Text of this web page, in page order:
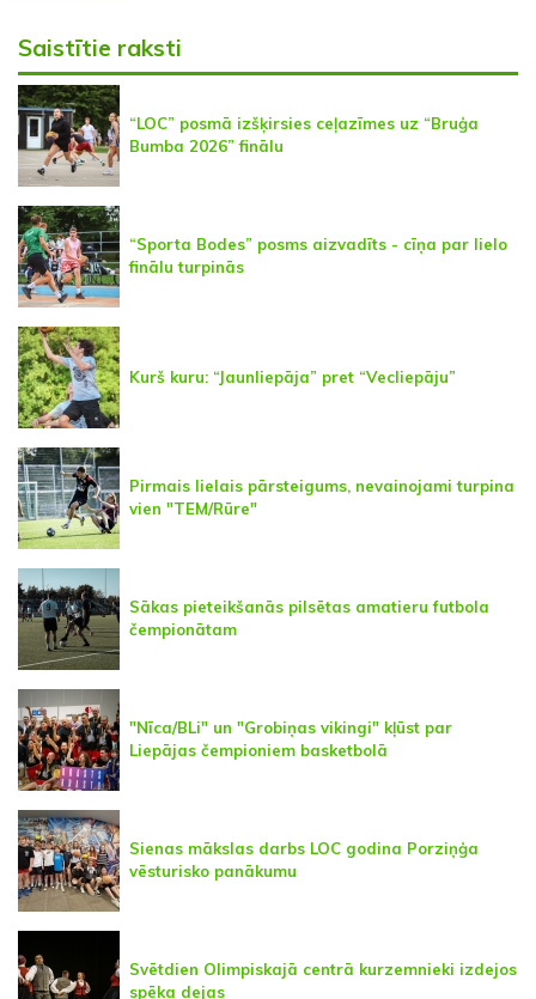
Saistītie raksti
“LOC” posmā izšķirsies ceļazīmes uz “Bruģa
Bumba 2026” finālu
“Sporta Bodes” posms aizvadīts - cīņa par lielo
finālu turpinās
Kurš kuru: “Jaunliepāja” pret “Vecliepāju”
Pirmais lielais pārsteigums, nevainojami turpina
vien "TEM/Rūre"
Sākas pieteikšanās pilsētas amatieru futbola
čempionātam
"Nīca/BLi" un "Grobiņas vikingi" kļūst par
Liepājas čempioniem basketbolā
Sienas mākslas darbs LOC godina Porziņģa
vēsturisko panākumu
Svētdien Olimpiskajā centrā kurzemnieki izdejos
spēka dejas